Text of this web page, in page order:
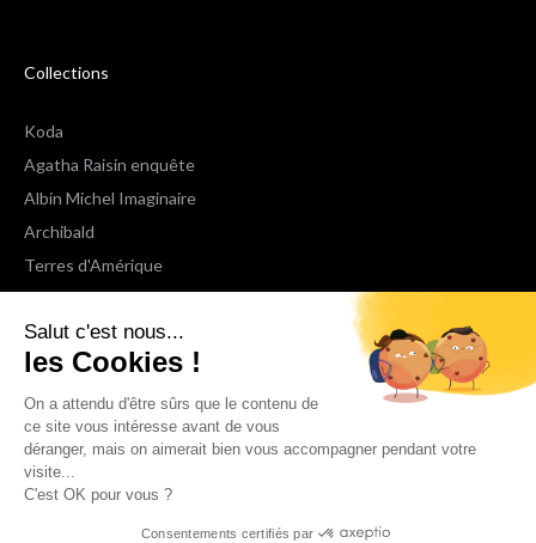
Salut c'est nous...
les Cookies !
On a attendu d'être sûrs que le contenu de
ce site vous intéresse avant de vous
déranger, mais on aimerait bien vous accompagner pendant votre
visite...
C'est OK pour vous ?
Consentements certifiés par
Collections
Koda
Agatha Raisin enquête
Albin Michel Imaginaire
Archibald
Terres d'Amérique
Espaces Libres Poche
NOX
Wiz
Voir toutes les collections
Nous suivre